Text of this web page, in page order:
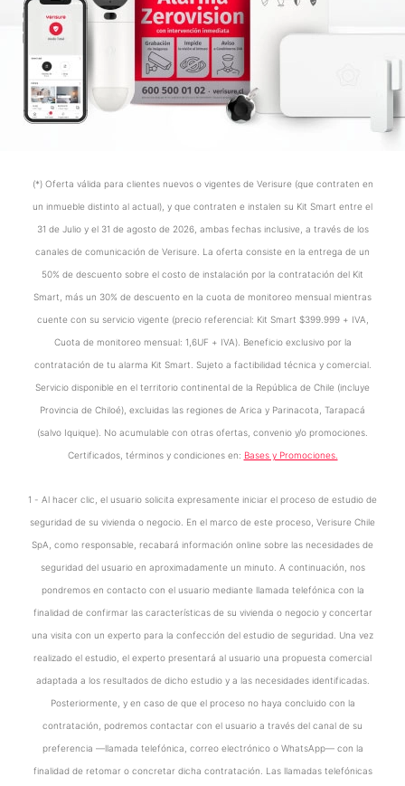
(*) Oferta válida para clientes nuevos o vigentes de Verisure (que contraten en
un inmueble distinto al actual), y que contraten e instalen su Kit Smart entre el
31 de Julio y el 31 de agosto de 2026, ambas fechas inclusive, a través de los
canales de comunicación de Verisure. La oferta consiste en la entrega de un
50% de descuento sobre el costo de instalación por la contratación del Kit
Smart, más un 30% de descuento en la cuota de monitoreo mensual mientras
cuente con su servicio vigente (precio referencial: Kit Smart $399.999 + IVA,
Cuota de monitoreo mensual: 1,6UF + IVA). Beneficio exclusivo por la
contratación de tu alarma Kit Smart. Sujeto a factibilidad técnica y comercial.
Servicio disponible en el territorio continental de la República de Chile (incluye
Provincia de Chiloé), excluidas las regiones de Arica y Parinacota, Tarapacá
(salvo Iquique). No acumulable con otras ofertas, convenio y/o promociones.
Certificados, términos y condiciones en: Bases y Promociones.
1 - Al hacer clic, el usuario solicita expresamente iniciar el proceso de estudio de
seguridad de su vivienda o negocio. En el marco de este proceso, Verisure Chile
SpA, como responsable, recabará información online sobre las necesidades de
seguridad del usuario en aproximadamente un minuto. A continuación, nos
pondremos en contacto con el usuario mediante llamada telefónica con la
finalidad de confirmar las características de su vivienda o negocio y concertar
una visita con un experto para la confección del estudio de seguridad. Una vez
realizado el estudio, el experto presentará al usuario una propuesta comercial
adaptada a los resultados de dicho estudio y a las necesidades identificadas.
Posteriormente, y en caso de que el proceso no haya concluido con la
contratación, podremos contactar con el usuario a través del canal de su
preferencia —llamada telefónica, correo electrónico o WhatsApp— con la
finalidad de retomar o concretar dicha contratación. Las llamadas telefónicas